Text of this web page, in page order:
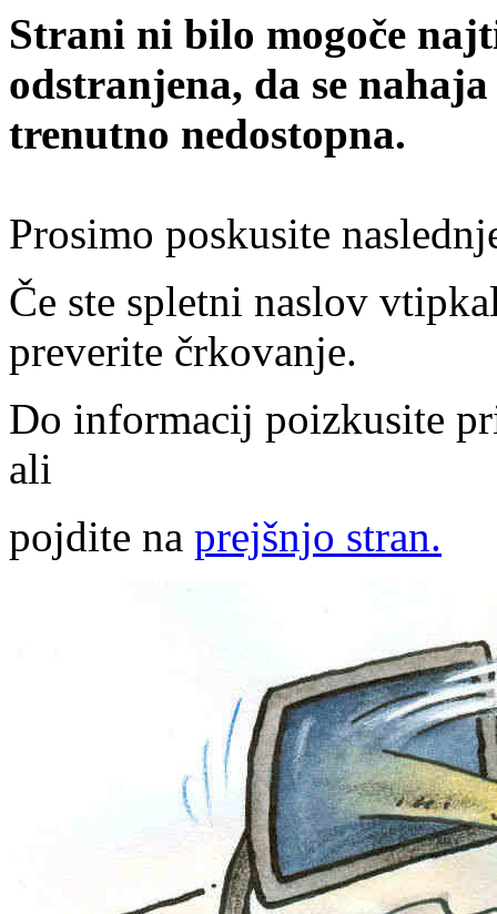
Strani ni bilo mogoče
odstranjena, da se
trenutno nedostopna.
Prosimo poskusite
Če ste spletni naslov
preverite črkovanje.
Do informacij poizkusite
ali
pojdite na prejšnjo stran.